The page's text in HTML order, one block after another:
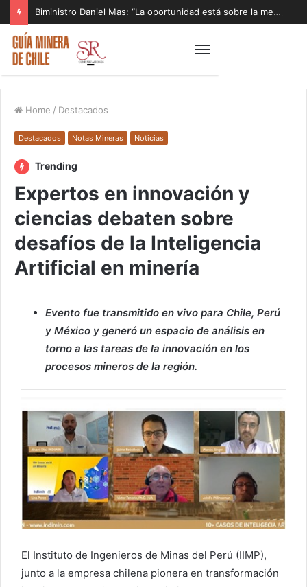
Biministro Daniel Mas: “La oportunidad está sobre la mesa y tenemos que aprovecharla”
Home / Destacados
Destacados Notas Mineras Noticias
Trending
Expertos en innovación y
ciencias debaten sobre
desafíos de la Inteligencia
Artificial en minería
Evento fue transmitido en vivo para Chile, Perú
y México y generó un espacio de análisis en
torno a las tareas de la innovación en los
procesos mineros de la región.
El Instituto de Ingenieros de Minas del Perú (IIMP),
junto a la empresa chilena pionera en transformación